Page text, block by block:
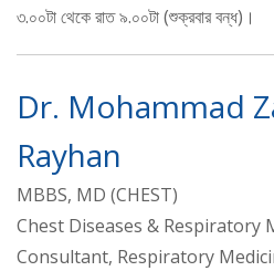
৩.০০টা থেকে রাত ৯.০০টা (শুক্রবার বন্ধ)।
Dr. Mohammad
Rayhan
MBBS, MD (CHEST)
Chest Diseases & Respiratory
Consultant, Respiratory